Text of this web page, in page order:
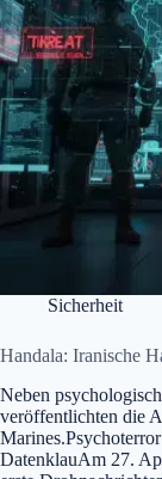
Sicherheit
Handala: Iranische
Neben
veröffentlichten die
DatenklauAm 27.